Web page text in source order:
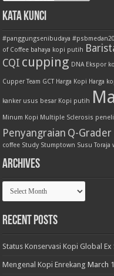
Kata Kunci
#panggungsenibudaya
of Coffee bahaya kopi putih
CQI cupping DNA Ekspor
Cupper Team GCT Harga Kopi Harga
kanker usus besar Kopi putih
Minum Kopi Multiple Sclerosis
Penyangraian Q-Grader
coffee Study Stumptown Susu Toraja
Archives
Archives
Recent Posts
Status Konservasi Kopi Global Ex
Mengenal Kopi Enrekang March